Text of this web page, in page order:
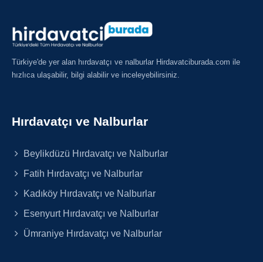
Türkiye'de yer alan hırdavatçı ve nalburlar Hirdavatciburada.com ile
hızlıca ulaşabilir, bilgi alabilir ve inceleyebilirsiniz.
Hırdavatçı ve Nalburlar
Beylikdüzü Hırdavatçı ve Nalburlar
Fatih Hırdavatçı ve Nalburlar
Kadıköy Hırdavatçı ve Nalburlar
Esenyurt Hırdavatçı ve Nalburlar
Ümraniye Hırdavatçı ve Nalburlar